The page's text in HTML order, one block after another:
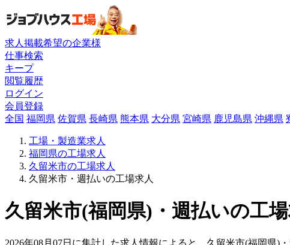
求人掲載希望の企業様
仕事検索
キープ
閲覧履歴
ログイン
会員登録
全国 福岡県 佐賀県 長崎県 熊本県 大分県 宮崎県 鹿児島県 沖縄県
工場・製造業求人
福岡県の工場求人
久留米市の工場求人
久留米市・週払いの工場求人
久留米市(福岡県)・週払いの工